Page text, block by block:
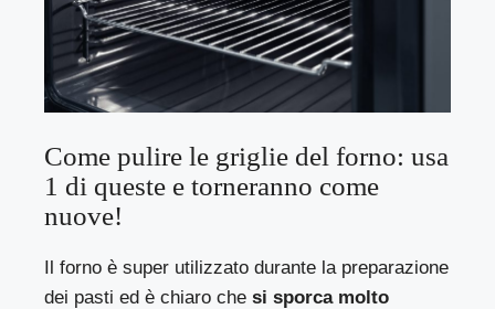
Come pulire le griglie del forno: usa
1 di queste e torneranno come
nuove!
Il forno è super utilizzato durante la preparazione
dei pasti ed è chiaro chesi sporca molto